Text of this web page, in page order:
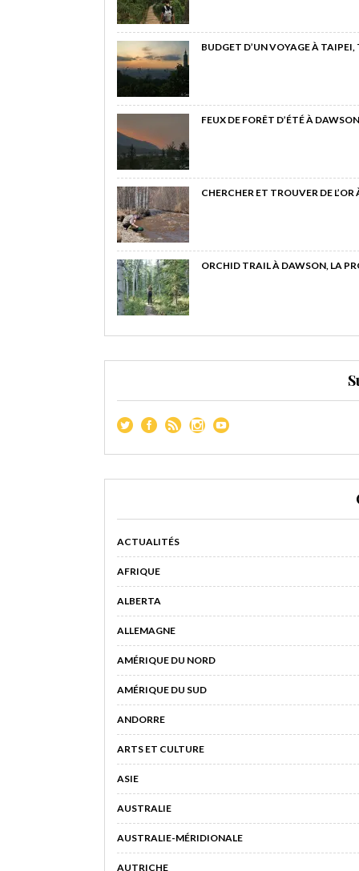
BUDGET D’UN VOYAGE À
FEUX DE FORÊT D’ÉTÉ À
CHERCHER ET TROUVER DE
ORCHID TRAIL À DAWSON, LA
ACTUALITÉS
AFRIQUE
ALBERTA
ALLEMAGNE
AMÉRIQUE DU NORD
AMÉRIQUE DU SUD
ANDORRE
ARTS ET CULTURE
ASIE
AUSTRALIE
AUSTRALIE-MÉRIDIONALE
AUTRICHE